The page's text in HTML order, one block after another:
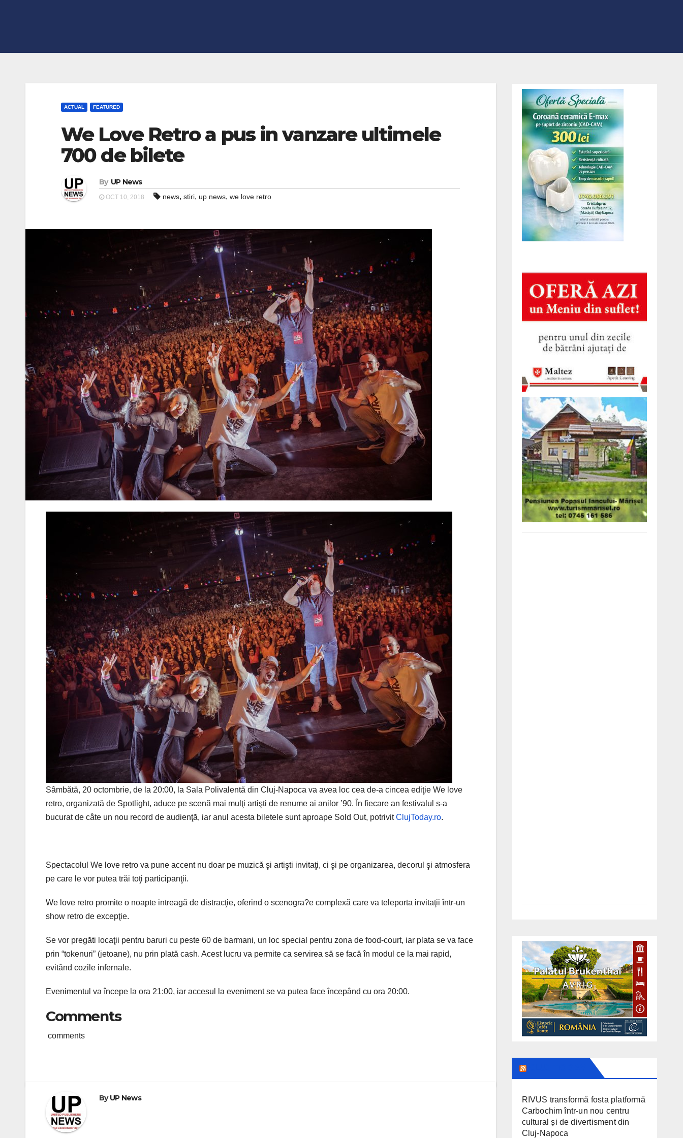
ACTUAL FEATURED
We Love Retro a pus in vanzare ultimele
700 de bilete
By UP News
OCT 10, 2018 news, stiri, up news, we love retro
Sâmbătă, 20 octombrie, de la 20:00, la Sala Polivalentă din Cluj-Napoca va avea loc cea de-a cincea ediţie We love
retro, organizată de Spotlight, aduce pe scenă mai mulţi artişti de renume ai anilor ’90. În fiecare an festivalul s-a
bucurat de câte un nou record de audienţă, iar anul acesta biletele sunt aproape Sold Out, potrivitClujToday.ro.
Spectacolul We love retro va pune accent nu doar pe muzică şi artişti invitaţi, ci şi pe organizarea, decorul şi atmosfera
pe care le vor putea trăi toţi participanţii.
We love retro promite o noapte intreagă de distracţie, oferind o scenogra?e complexă care va teleporta invitaţii într-un
show retro de excepţie.
Se vor pregăti locaţii pentru baruri cu peste 60 de barmani, un loc special pentru zona de food-court, iar plata se va face
prin “tokenuri” (jetoane), nu prin plată cash. Acest lucru va permite ca servirea să se facă în modul ce la mai rapid,
evitând cozile infernale.
Evenimentul va începe la ora 21:00, iar accesul la eveniment se va putea face începând cu ora 20:00.
Comments
comments
ByUP News
RIVUS transformă fosta platformă
Carbochim într-un nou centru
cultural și de divertisment din
Cluj-Napoca